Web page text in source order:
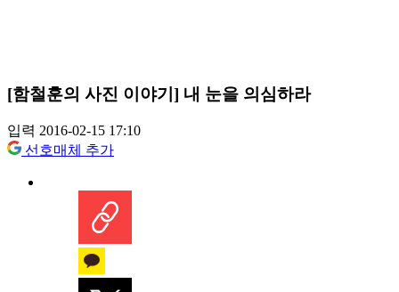
[함철훈의 사진 이야기] 내 눈을 의심하라
입력 2016-02-15 17:10
선호매체 추가